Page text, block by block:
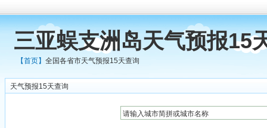
三亚蜈支洲岛天气预报15
【首页】全国各省市天气预报15天查询
天气预报15天查询